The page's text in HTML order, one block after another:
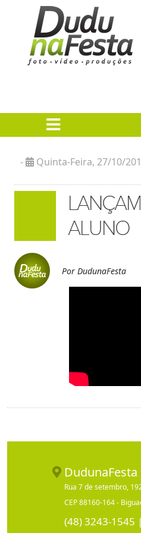
- Quinta-Feira, 27/10/
ALUNO
Por DudunaFesta
DudunaFesta
Rua 7 de setembro,
CEP 88160-164 -
(48) 3243-1545